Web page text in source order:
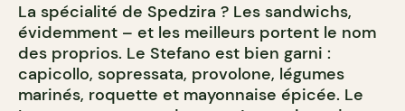
La spécialité de Spedzira ? Les sandwichs,
évidemment – et les meilleurs portent le nom
des proprios. Le Stefano est bien garni :
capicollo, sopressata, provolone, légumes
marinés, roquette et mayonnaise épicée. Le